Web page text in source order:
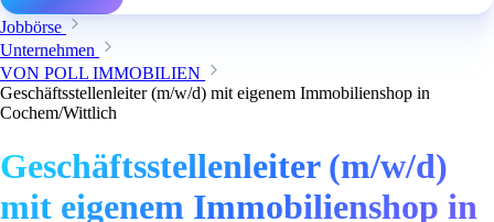
Jobbörse
Unternehmen
VON POLL IMMOBILIEN
Geschäftsstellenleiter (m/w/d) mit eigenem Immobilienshop in
Cochem/Wittlich
Geschäftsstellenleiter (m/w/d)
mit eigenem Immobilienshop in